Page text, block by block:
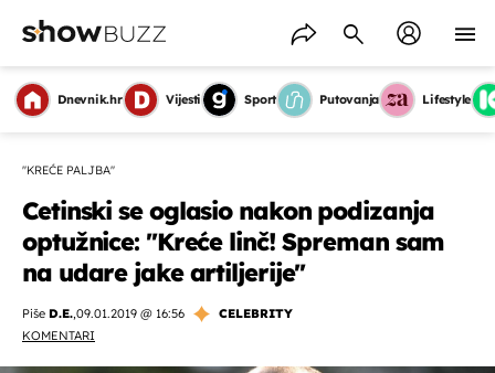
Dnevnik.hr Vijesti Sport Putovanja Lifestyle
''KREĆE PALJBA''
Cetinski se oglasio nakon podizanja
optužnice: ''Kreće linč! Spreman sam
na udare jake artiljerije''
Piše D.E.,09.01.2019 @ 16:56
CELEBRITY
KOMENTARI